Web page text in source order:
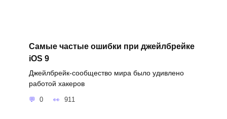
Самые частые ошибки при джейлбрейке
iOS 9
Джейлбрейк-сообщество мира было удивлено
работой хакеров
0 911